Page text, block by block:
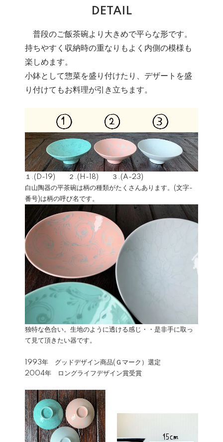
DETAIL
普段のご飯茶碗より大きめで平らな形です。
持ちやすく収納時の重なりもよく内側の模様も
楽しめます。
小鉢として惣菜を盛り付けたり、デザートを盛
り付けてもお料理が引き立ちます。
１.(D-19) ２.(H-18) ３.(A-23)
白山陶器の平茶碗は柄の種類がたくさんあります。(文字-
番号)は柄の呼び名です。
独特な色合い。生地のように透ける感じ・・是非手に取っ
て見て頂きたい器です。
1993年 グッドデザイン商品(Ｇマーク）選定
2004年 ロングライフデザイン賞受賞